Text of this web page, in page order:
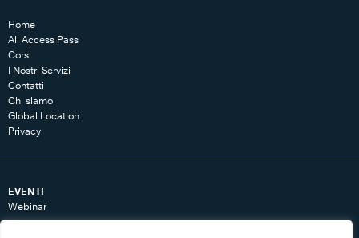
Home
All Access Pass
Corsi
I Nostri Servizi
Contatti
Chi siamo
Global Location
Privacy
EVENTI
Webinar